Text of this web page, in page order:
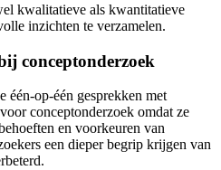
kwalitatieve als kwantitatieve
inzichten te verzamelen.
conceptonderzoek
één-op-één gesprekken met
conceptonderzoek omdat ze
en voorkeuren van
een dieper begrip krijgen van